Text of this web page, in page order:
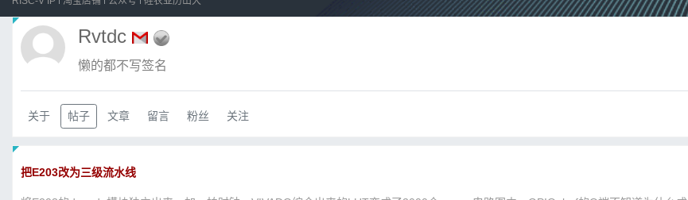
Rvtdc
懒的都不写签名
关于 帖子 文章 留言 粉丝 关注
把E203改为三级流水线